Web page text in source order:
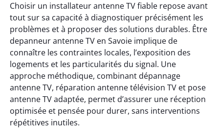
Choisir un installateur antenne TV fiable repose avant
tout sur sa capacité à diagnostiquer précisément les
problèmes et à proposer des solutions durables. Être
depanneur antenne TV en Savoie implique de
connaître les contraintes locales, l’exposition des
logements et les particularités du signal. Une
approche méthodique, combinant dépannage
antenne TV, réparation antenne télévision TV et pose
antenne TV adaptée, permet d’assurer une réception
optimisée et pensée pour durer, sans interventions
répétitives inutiles.